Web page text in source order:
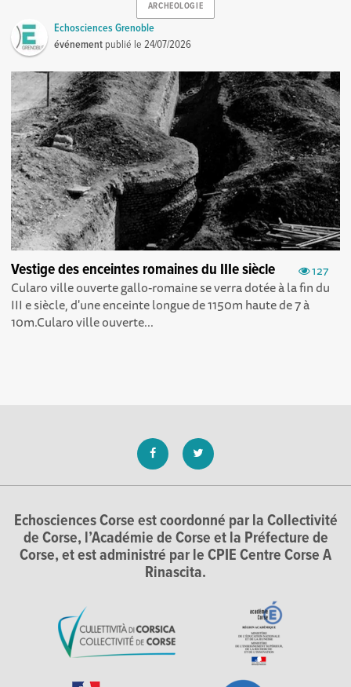
ARCHEOLOGIE
Echosciences Grenoble
événement publié le24/07/2026
127
Vestige des enceintes romaines du IIIe siècle
Cularo ville ouverte gallo-romaine se verra dotée à la fin du
III e siècle, d'une enceinte longue de 1150m haute de 7 à
10m.Cularo ville ouverte...
Echosciences Corse est coordonné par la Collectivité
de Corse, l’Académie de Corse et la Préfecture de
Corse, et est administré par le CPIE Centre Corse A
Rinascita.